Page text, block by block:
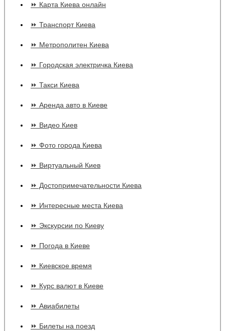
⏩ Карта Киева онлайн
⏩ Транспорт Киева
⏩ Метрополитен Киева
⏩ Городская электричка Киева
⏩ Такси Киева
⏩ Аренда авто в Киеве
⏩ Видео Киев
⏩ Фото города Киева
⏩ Виртуальный Киев
⏩ Достопримечательности Киева
⏩ Интересные места Киева
⏩ Экскурсии по Киеву
⏩ Погода в Киеве
⏩ Киевское время
⏩ Курс валют в Киеве
⏩ Авиабилеты
⏩ Билеты на поезд